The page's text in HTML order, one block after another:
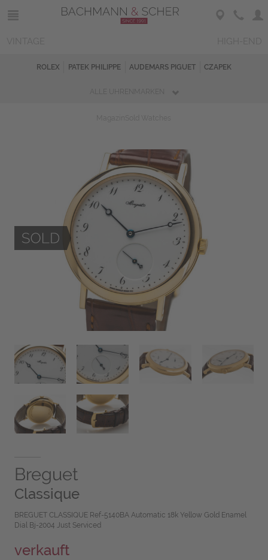
ROLEX PATEK PHILIPPE AUDEMARS PIGUET CZAPEK
Breguet
Classique
BREGUET CLASSIQUE Ref-5140BA Automatic 18k Yellow Gold Enamel
Dial Bj-2004 Just Serviced
verkauft